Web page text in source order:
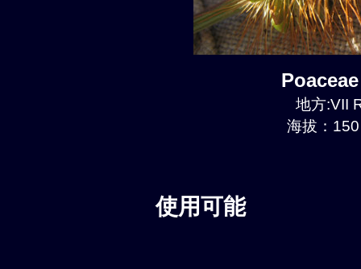
地方:VII
海拔：
使用可能